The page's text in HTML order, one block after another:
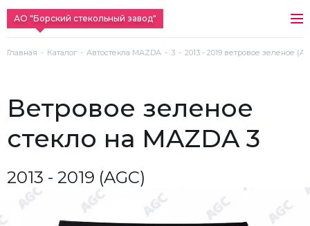
АО "Борский стекольный завод"
Главная Каталог Автостекла MAZDA 3 2013 - 2019 ветровое зеленое
ветровое зеленое
стекло на MAZDA 3
2013 - 2019 (AGC)